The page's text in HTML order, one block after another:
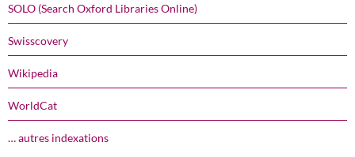
SOLO (Search Oxford Libraries Online)
Swisscovery
Wikipedia
WorldCat
… autres indexations